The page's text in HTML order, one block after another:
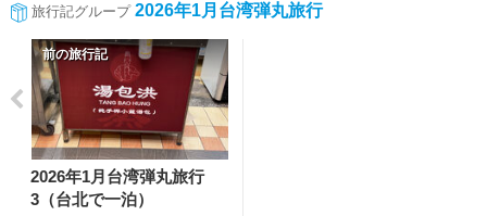
旅行記グループ 2026年1月台湾弾丸旅行
前の旅行記
2026年1月台湾弾丸旅行
3（台北で一泊）